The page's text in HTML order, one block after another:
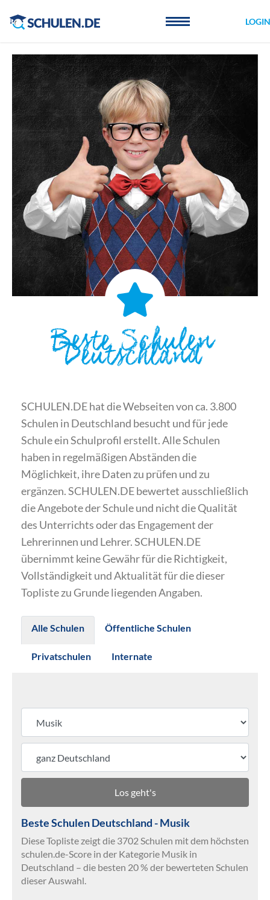
LOGIN
Beste Schulen
Deutschland
SCHULEN.DE hat die Webseiten von ca. 3.800
Schulen in Deutschland besucht und für jede
Schule ein Schulprofil erstellt. Alle Schulen
haben in regelmäßigen Abständen die
Möglichkeit, ihre Daten zu prüfen und zu
ergänzen. SCHULEN.DE bewertet ausschließlich
die Angebote der Schule und nicht die Qualität
des Unterrichts oder das Engagement der
Lehrerinnen und Lehrer. SCHULEN.DE
übernimmt keine Gewähr für die Richtigkeit,
Vollständigkeit und Aktualität für die dieser
Topliste zu Grunde liegenden Angaben.
Alle Schulen Öffentliche Schulen
Privatschulen Internate
Los geht's
Beste Schulen Deutschland - Musik
Diese Topliste zeigt die 3702 Schulen mit dem höchsten
schulen.de-Score in der Kategorie Musik in
Deutschland – die besten 20 % der bewerteten Schulen
dieser Auswahl.